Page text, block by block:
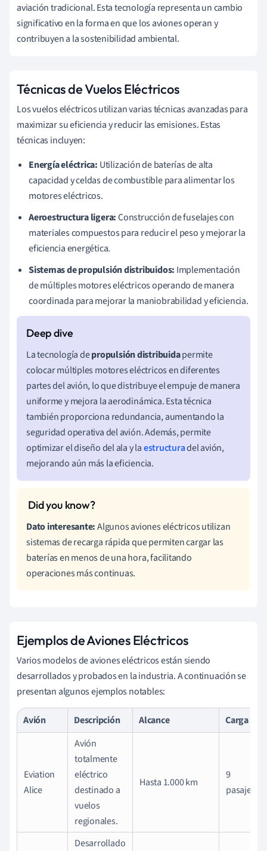
aviación tradicional. Esta tecnología representa un cambio
significativo en la forma en que los aviones operan y
contribuyen a la sostenibilidad ambiental.
Técnicas de Vuelos Eléctricos
Los vuelos eléctricos utilizan varias técnicas avanzadas para
maximizar su eficiencia y reducir las emisiones. Estas
técnicas incluyen:
Energía eléctrica: Utilización de baterías de alta
capacidad y celdas de combustible para alimentar los
motores eléctricos.
Aeroestructura ligera:Construcción de fuselajes con
materiales compuestos para reducir el peso y mejorar la
eficiencia energética.
Sistemas de propulsión distribuidos: Implementación
de múltiples motores eléctricos operando de manera
coordinada para mejorar la maniobrabilidad y eficiencia.
La tecnología depropulsión distribuidapermite
colocar múltiples motores eléctricos en diferentes
partes del avión, lo que distribuye el empuje de manera
uniforme y mejora la aerodinámica. Esta técnica
también proporciona redundancia, aumentando la
seguridad operativa del avión. Además, permite
optimizar el diseño del ala y laestructuradel avión,
mejorando aún más la eficiencia.
Dato interesante:Algunos aviones eléctricos utilizan
sistemas de recarga rápida que permiten cargar las
baterías en menos de una hora, facilitando
operaciones más continuas.
Ejemplos de Aviones Eléctricos
Varios modelos de aviones eléctricos están siendo
desarrollados y probados en la industria. A continuación se
presentan algunos ejemplos notables:
Avión Descripción Alcance Carga
Eviation
Alice
Avión
totalmente
eléctrico
destinado a
vuelos
regionales.
Hasta 1.000 km
9
pasajeros
Desarrollado